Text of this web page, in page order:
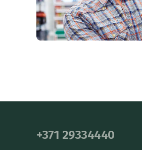
+371 29334440